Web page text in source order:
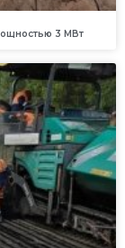
3 МВт